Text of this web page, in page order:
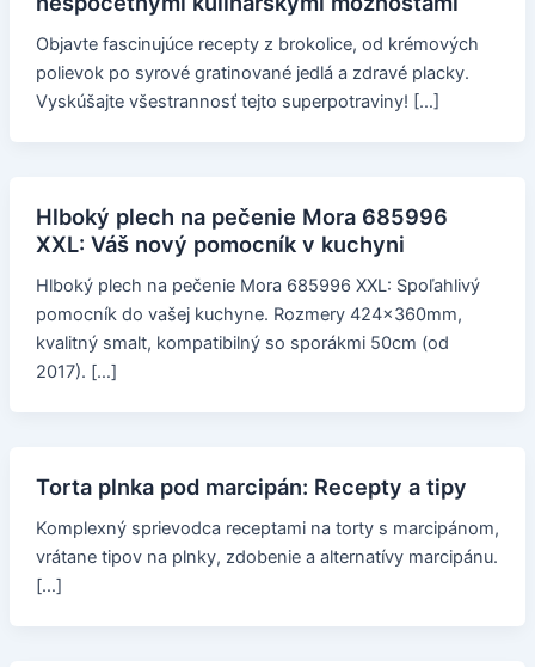
Objavte fascinujúce recepty z brokolice, od krémových
polievok po syrové gratinované jedlá a zdravé placky.
Vyskúšajte všestrannosť tejto superpotraviny! […]
Hlboký plech na pečenie Mora 685996
XXL: Váš nový pomocník v kuchyni
Hlboký plech na pečenie Mora 685996 XXL: Spoľahlivý
pomocník do vašej kuchyne. Rozmery 424x360mm,
kvalitný smalt, kompatibilný so sporákmi 50cm (od
2017). […]
Torta plnka pod marcipán: Recepty a tipy
Komplexný sprievodca receptami na torty s marcipánom,
vrátane tipov na plnky, zdobenie a alternatívy marcipánu.
[…]